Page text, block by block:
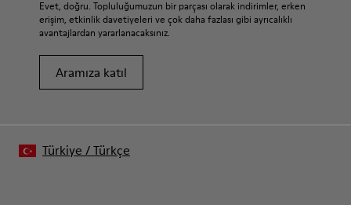
Evet, doğru. Topluluğumuzun bir parçası olarak indirimler, erken
erişim, etkinlik davetiyeleri ve çok daha fazlası gibi ayrıcalıklı
avantajlardan yararlanacaksınız.
Aramıza katıl
Türkiye /Türkçe